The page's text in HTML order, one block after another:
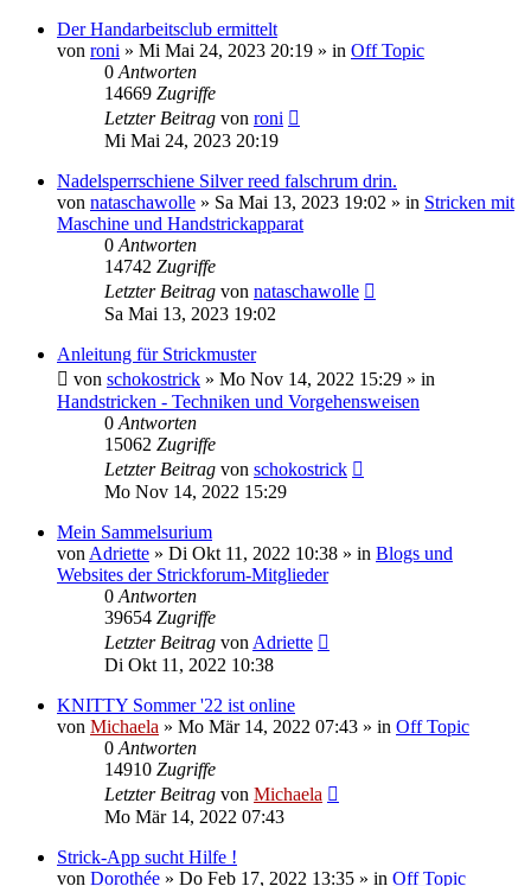
Der Handarbeitsclub ermittelt
von roni » Mi Mai 24, 2023 20:19 » in Off Topic
0 Antworten
14669 Zugriffe
Letzter Beitrag von roni
Mi Mai 24, 2023 20:19
Nadelsperrschiene Silver reed falschrum drin.
von nataschawolle » Sa Mai 13, 2023 19:02 » in Stricken mit
Maschine und Handstrickapparat
0 Antworten
14742 Zugriffe
Letzter Beitrag von nataschawolle
Sa Mai 13, 2023 19:02
Anleitung für Strickmuster
von schokostrick » Mo Nov 14, 2022 15:29 » in
Handstricken - Techniken und Vorgehensweisen
0 Antworten
15062 Zugriffe
Letzter Beitrag von schokostrick
Mo Nov 14, 2022 15:29
Mein Sammelsurium
von Adriette » Di Okt 11, 2022 10:38 » in Blogs und
Websites der Strickforum-Mitglieder
0 Antworten
39654 Zugriffe
Letzter Beitrag von Adriette
Di Okt 11, 2022 10:38
KNITTY Sommer '22 ist online
von Michaela » Mo Mär 14, 2022 07:43 » in Off Topic
0 Antworten
14910 Zugriffe
Letzter Beitrag von Michaela
Mo Mär 14, 2022 07:43
Strick-App sucht Hilfe !
von Dorothée » Do Feb 17, 2022 13:35 » in Off Topic